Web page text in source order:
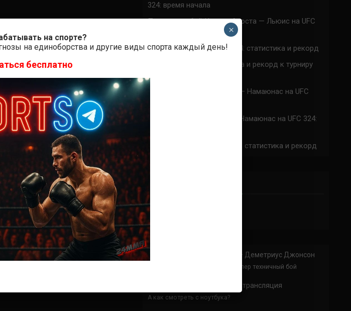
324: время начала
Прогноз на бой Кортес-Акоста — Льюис на UFC
Наталья Сильва на UFC 324: статистика и рекорд
Роуз Намаюнас: статистика и рекорд к турниру
Где смотреть бой Сильва — Намаюнас на UFC
Прогноз на бой Сильва — Намаюнас на UFC 324:
Арнольд Аллен на UFC 324: статистика и рекорд
Анонимно Доминик Круз — Деметриус Джонсон
Спасибо что выложили этот супер техничный бой
UFC 324 прямая трансляция
А как смотреть с ноутбука?
на спорте?
на единоборства и другие виды спорта каждый день!
бесплатно
×